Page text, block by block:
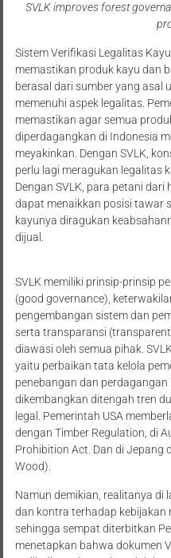
SVLK improves forest
Sistem Verifikasi Legalitas
memastikan produk kayu dan
berasal dari sumber yang asal
memenuhi aspek legalitas.
memastikan agar semua
diperdagangkan di Indonesia
meyakinkan. Dengan SVLK,
perlu lagi meragukan legalitas
Dengan SVLK, para petani
dapat menaikkan posisi tawar
kayunya diragukan
dijual.
SVLK memiliki prinsip-prinsip
(good governance),
pengembangan sistem dan
serta transparansi
diawasi oleh semua pihak.
yaitu perbaikan tata kelola
penebangan dan perdagangan
dikembangkan ditengah tren
legal. Pemerintah USA
dengan Timber Regulation, di
Prohibition Act. Dan di Jepang
Wood).
Namun demikian, realitanya
dan kontra terhadap kebijakan
sehingga sempat diterbitkan
menetapkan bahwa dokumen